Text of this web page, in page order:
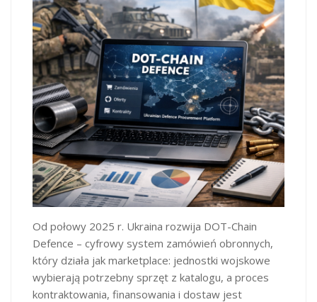
Od połowy 2025 r. Ukraina rozwija DOT-Chain
Defence – cyfrowy system zamówień obronnych,
który działa jak marketplace: jednostki wojskowe
wybierają potrzebny sprzęt z katalogu, a proces
kontraktowania, finansowania i dostaw jest